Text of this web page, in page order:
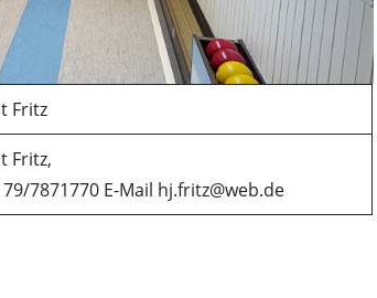
Fritz
Fritz,
7871770 E-Mail hj.fritz@web.de